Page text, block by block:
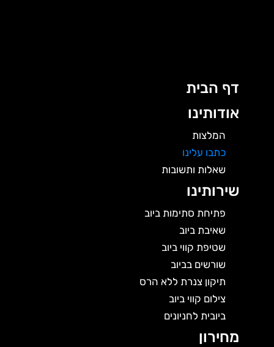
דף הבית
אודותינו
המלצות
כתבו עלינו
שאלות ותשובות
שירותינו
פתיחת סתימות ביוב
שאיבת ביוב
שטיפת קווי ביוב
שורשים בביוב
תיקון צנרת ללא הרס
צילום קווי ביוב
ביובית לחניונים
מחירון